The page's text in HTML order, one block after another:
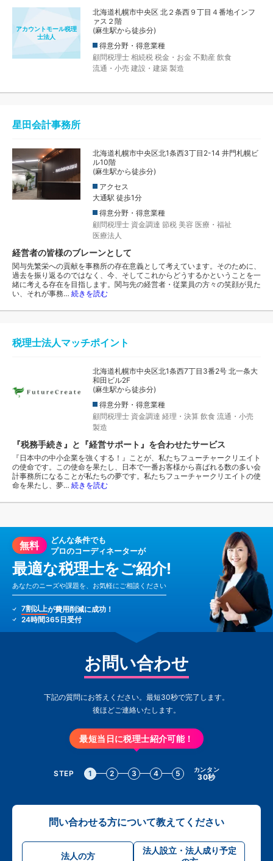
アカウントモール税理
士法人
北海道札幌市中央区 北２条西９丁目４番地インフ
ァス２階
(麻生駅から徒歩分)
得意分野・得意業種
顧問税理士 相続税 税金・お金 不動産 飲食
流通・小売 建設・建築 製造
星田会計事務所
北海道札幌市中央区北1条西3丁目2-14 井門札幌ビ
ル10階
(麻生駅から徒歩分)
アクセス
大通駅 徒歩1分
得意分野・得意業種
顧問税理士 資金調達 節税 美容 医療・福祉
医療法人
経営者の皆様のブレーンとして
関与先繁栄への貢献を事務所の存在意義として考えています。そのために、
過去を振り返るのではなく、今、そしてこれからどうするかということを一
緒に考える存在を目指します。関与先の経営者・従業員の方々の笑顔が見た
い、それが事務… 続きを読む
税理士法人マッチポイント
北海道札幌市中央区北1条西7丁目3番2号 北一条大
和田ビル2F
(麻生駅から徒歩分)
得意分野・得意業種
顧問税理士 資金調達 経理・決算 飲食 流通・小売
製造
『税務手続き』と『経営サポート』を合わせたサービス
『日本中の中小企業を強くする！』ことが、私たちフューチャークリエイト
の使命です。この使命を果たし、日本で一番お客様から喜ばれる数の多い会
計事務所になることが私たちの夢です。私たちフューチャークリエイトの使
命を果たし、夢… 続きを読む
無料
どんな条件でも
プロのコーディネーターが
最適な税理士をご紹介!
あなたのニーズや課題を、お気軽にご相談ください
7割以上が費用削減に成功！
24時間365日受付
お問い合わせ
下記の質問にお答えください。最短30秒で完了します。
後ほどご連絡いたします。
最短当日に税理士紹介可能！
STEP 1 2 3 4 5 カンタン
30秒
問い合わせる方について教えてください
法人の方
法人設立・法人成り予定